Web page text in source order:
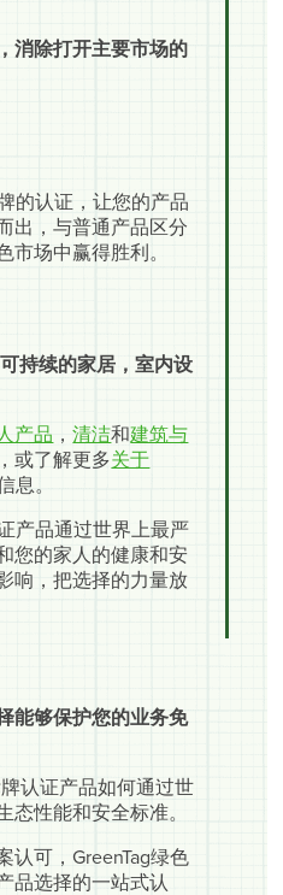
消除打开主要市场的
的认证，让您的产品
出，与普通产品区分
市场中赢得胜利。
持续的家居，室内设
产品 ，清洁和建筑与
或了解更多关于
息。
产品通过世界上最严
您的家人的健康和安
响，把选择的力量放
能够保护您的业务免
认证产品如何通过世
态性能和安全标准。
认可，GreenTag绿色
品选择的一站式认